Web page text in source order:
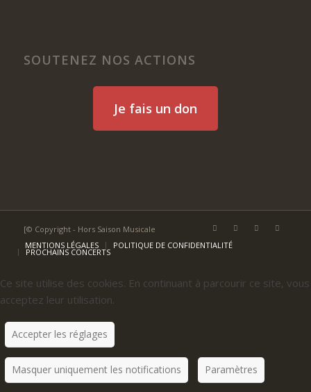
SOUTENEZ NOS ACTIONS
Je fais un don
[© Copyright - Hors Saison Musicale
MENTIONS LÉGALES
POLITIQUE DE CONFIDENTIALITÉ
PROCHAINS CONCERTS
Ce site utilise des cookies. En continuant à parcourir ce site, vous
acceptez leur utilisation.
Accepter les réglages
Masquer uniquement les notifications Paramètres